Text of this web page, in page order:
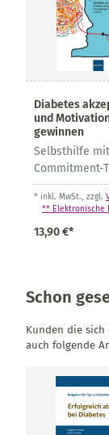
Diabetes
und
gewinnen
13,90 €*
Selbsthilfe
Commitment-
* inkl. MwSt., zzgl.
** Elektronische
Schon
Kunden die sich
auch folgende